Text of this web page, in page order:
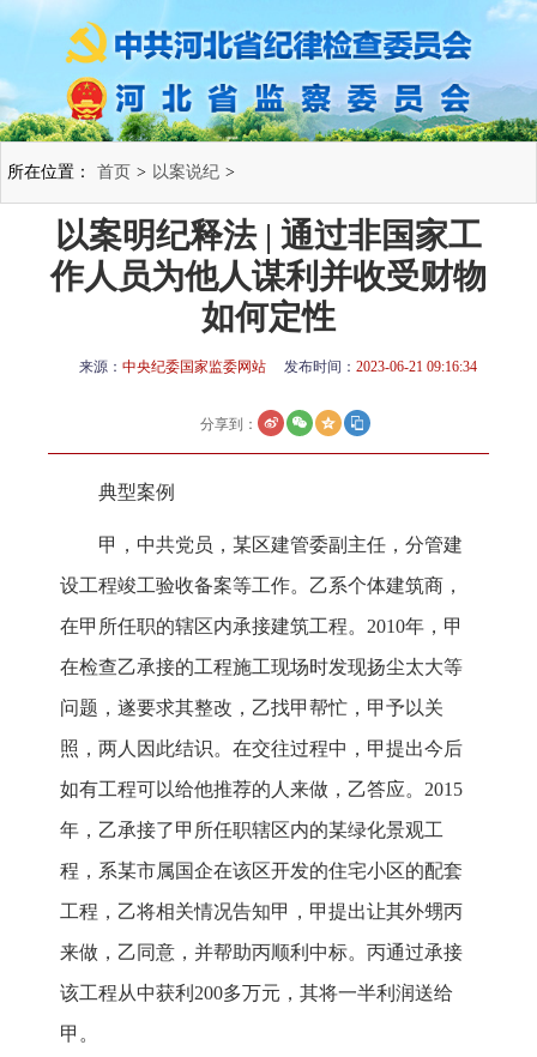
所在位置： 首页 > 以案说纪 >
以案明纪释法 | 通过非国家工
作人员为他人谋利并收受财物
如何定性
来源： 中央纪委国家监委网站 发布时间： 2023-06-21 09:16:34
分享到：
典型案例
甲，中共党员，某区建管委副主任，分管建
设工程竣工验收备案等工作。乙系个体建筑商，
在甲所任职的辖区内承接建筑工程。2010年，甲
在检查乙承接的工程施工现场时发现扬尘太大等
问题，遂要求其整改，乙找甲帮忙，甲予以关
照，两人因此结识。在交往过程中，甲提出今后
如有工程可以给他推荐的人来做，乙答应。2015
年，乙承接了甲所任职辖区内的某绿化景观工
程，系某市属国企在该区开发的住宅小区的配套
工程，乙将相关情况告知甲，甲提出让其外甥丙
来做，乙同意，并帮助丙顺利中标。丙通过承接
该工程从中获利200多万元，其将一半利润送给
甲。